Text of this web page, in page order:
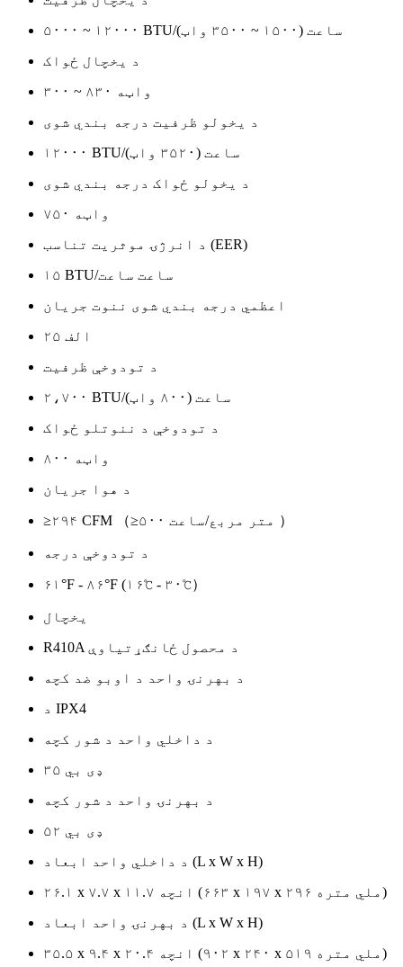
۵۰۰۰ ~ ۱۲۰۰۰ BTU/ساعت (۱۵۰۰ ~ ۳۵۰۰ واټ)
د یخچال ځواک
۳۰۰ ~ ۸۳۰ واټه
د یخولو ظرفیت درجه بندي شوی
۱۲۰۰۰ BTU/ساعت (۳۵۲۰ واټ)
د یخولو ځواک درجه بندي شوی
۷۵۰ واټه
د انرژۍ موثریت تناسب (EER)
۱۵ BTU/ساعت ساعت
اعظمي درجه بندي شوی ننوت جریان
۲۵ الف
د تودوخې ظرفیت
۲،۷۰۰ BTU/ساعت (۸۰۰ واټ)
د تودوخې د ننوتلو ځواک
۸۰۰ واټه
د هوا جریان
≥۲۹۴ CFM （≥۵۰۰ متر مربع/ساعت ）
د تودوخې درجه
۶۱°F - ۸۶°F (۱۶℃ - ۳۰℃）
یخچال
R410A د محصول ځانګړتیاوې
د بهرنۍ واحد د اوبو ضد کچه
د IPX4
د داخلي واحد د شور کچه
۳۵ ډی بي
د بهرنۍ واحد د شور کچه
۵۲ ډی بي
د داخلي واحد ابعاد (L x W x H)
۲۶.۱ x ۷.۷ x ۱۱.۷ انچه (۶۶۳ x ۱۹۷ x ۲۹۶ ملي متره)
د بهرنۍ واحد ابعاد (L x W x H)
۳۵.۵ x ۹.۴ x ۲۰.۴ انچه (۹۰۲ x ۲۴۰ x ۵۱۹ ملي متره)